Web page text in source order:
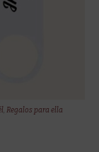
,Regalos para ella